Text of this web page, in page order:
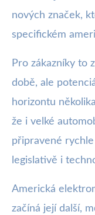
nových značek,
specifickém
Pro zákazníky to
době, ale
horizontu
že i velké
připravené
legislativě i
Americká
začíná její další,